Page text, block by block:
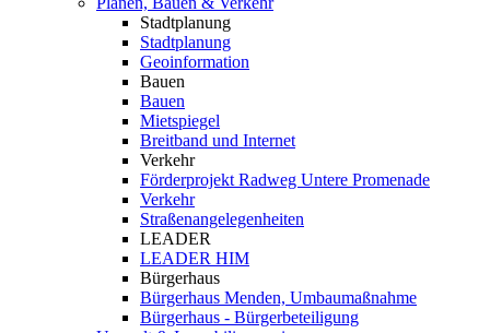
Stadtplanung
Stadtplanung
Geoinformation
Bauen
Bauen
Mietspiegel
Breitband und Internet
Verkehr
Förderprojekt Radweg Untere Promenade
Verkehr
Straßenangelegenheiten
LEADER
LEADER HIM
Bürgerhaus
Bürgerhaus Menden, Umbaumaßnahme
Bürgerhaus - Bürgerbeteiligung